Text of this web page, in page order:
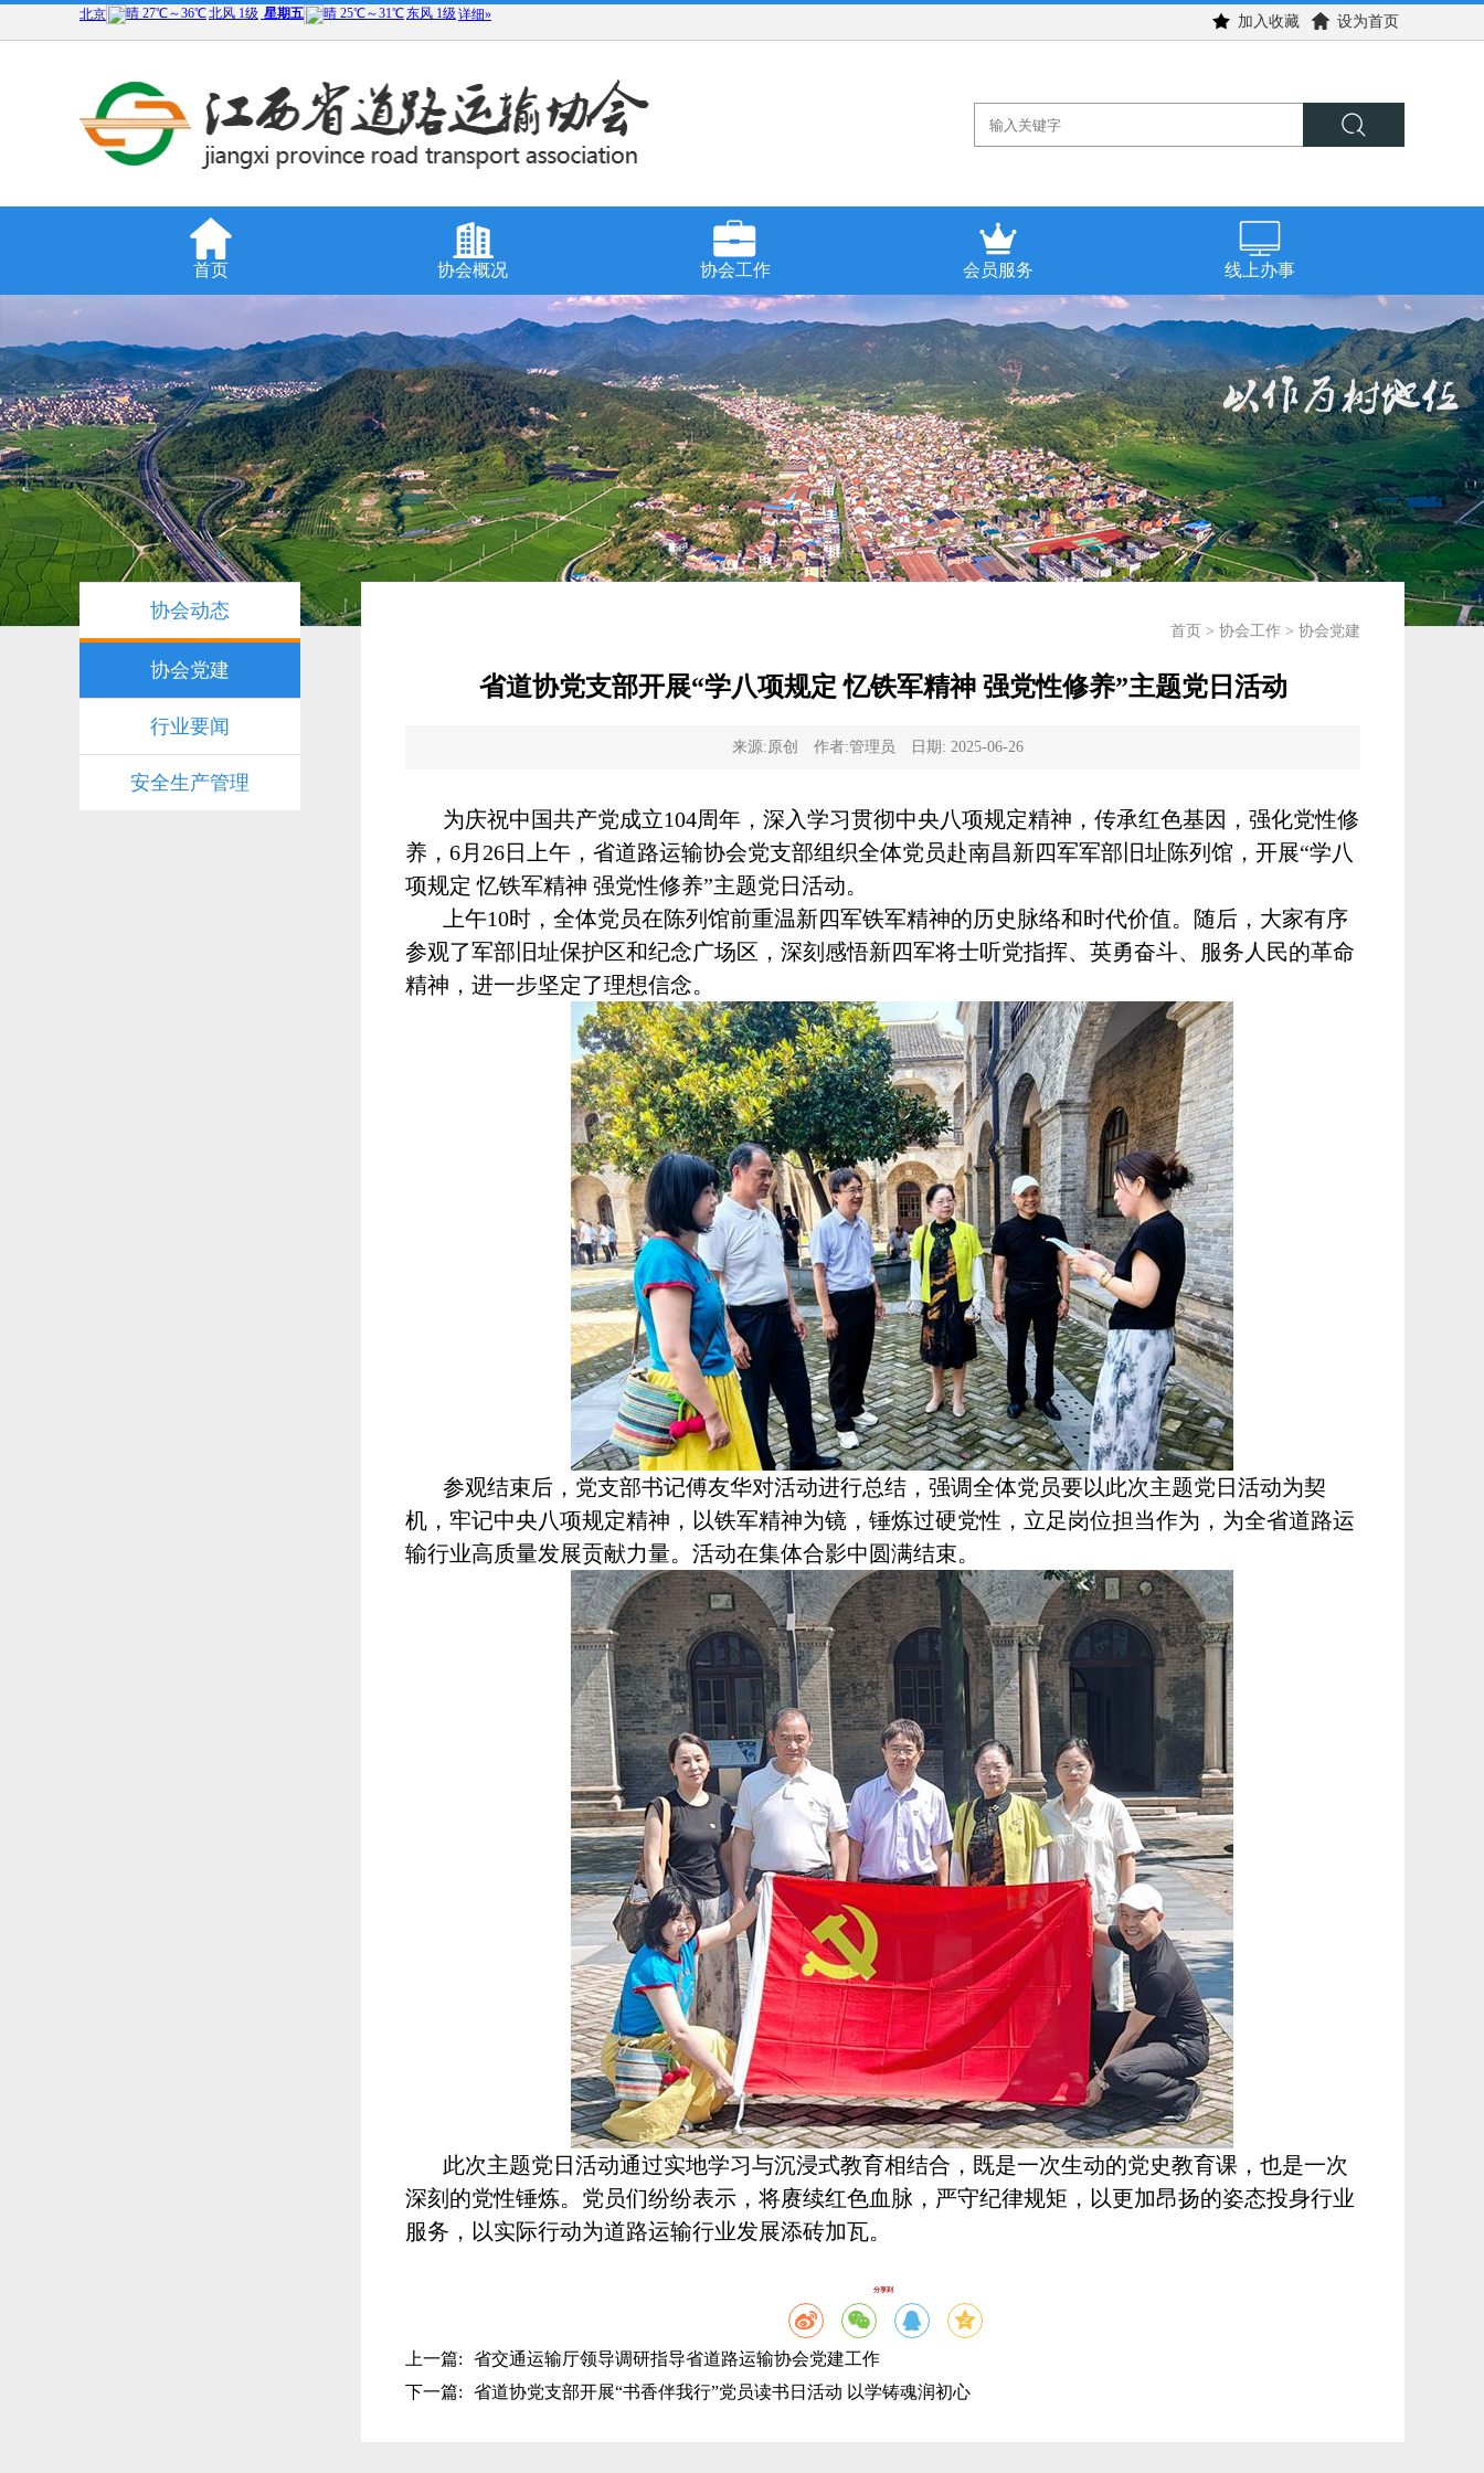
设为首页
加入收藏
首页 协会概况 协会工作 会员服务 线上办事
协会动态
协会党建
行业要闻
安全生产管理
首页 > 协会工作 > 协会党建
省道协党支部开展“学八项规定 忆铁军精神 强党性修养”主题党日活动
来源:原创 作者:管理员 日期: 2025-06-26
为庆祝中国共产党成立104周年，深入学习贯彻中央八项规定精神，传承红色基因，强化党性修
养，6月26日上午，省道路运输协会党支部组织全体党员赴南昌新四军军部旧址陈列馆，开展“学八
项规定 忆铁军精神 强党性修养”主题党日活动。
上午10时，全体党员在陈列馆前重温新四军铁军精神的历史脉络和时代价值。随后，大家有序
参观了军部旧址保护区和纪念广场区，深刻感悟新四军将士听党指挥、英勇奋斗、服务人民的革命
精神，进一步坚定了理想信念。
参观结束后，党支部书记傅友华对活动进行总结，强调全体党员要以此次主题党日活动为契
机，牢记中央八项规定精神，以铁军精神为镜，锤炼过硬党性，立足岗位担当作为，为全省道路运
输行业高质量发展贡献力量。活动在集体合影中圆满结束。
此次主题党日活动通过实地学习与沉浸式教育相结合，既是一次生动的党史教育课，也是一次
深刻的党性锤炼。党员们纷纷表示，将赓续红色血脉，严守纪律规矩，以更加昂扬的姿态投身行业
服务，以实际行动为道路运输行业发展添砖加瓦。
分享到
上一篇:
省交通运输厅领导调研指导省道路运输协会党建工作
下一篇:
省道协党支部开展“书香伴我行”党员读书日活动 以学铸魂润初心